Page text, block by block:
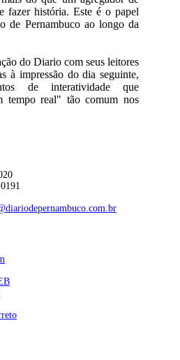
fazer história. Este é o papel
de Pernambuco ao longo da
do Diario com seus leitores
à impressão do dia seguinte,
de interatividade que
tempo real" tão comum nos